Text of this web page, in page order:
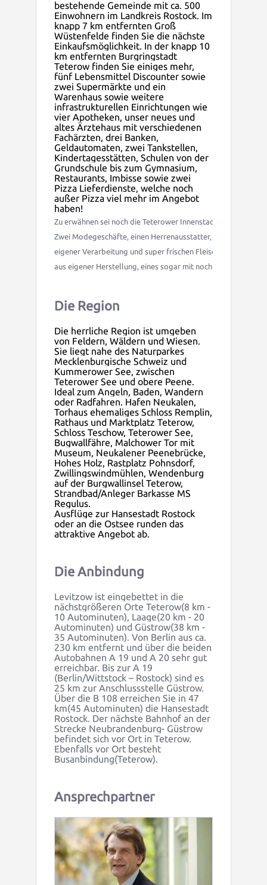
bestehende Gemeinde mit ca. 500
Einwohnern im Landkreis Rostock. Im
knapp 7 km entfernten Groß
Wüstenfelde finden Sie die nächste
Einkaufsmöglichkeit. In der knapp 10
km entfernten Burgringstadt
Teterow finden Sie einiges mehr,
fünf Lebensmittel Discounter sowie
zwei Supermärkte und ein
Warenhaus sowie weitere
infrastrukturellen Einrichtungen wie
vier Apotheken, unser neues und
altes Ärztehaus mit verschiedenen
Fachärzten, drei Banken,
Geldautomaten, zwei Tankstellen,
Kindertagesstätten, Schulen von der
Grundschule bis zum Gymnasium,
Restaurants, Imbisse sowie zwei
Pizza Lieferdienste, welche noch
außer Pizza viel mehr im Angebot
haben!
Zu erwähnen sei noch die Teterower Innenstadt, welche eine
Zwei Modegeschäfte, einen Herrenausstatter,
eigener Verarbeitung und super frischen Fleischwaren
aus eigener Herstellung, eines sogar mit noch Original
Die Region
Die herrliche Region ist umgeben
von Feldern, Wäldern und Wiesen.
Sie liegt nahe des Naturparkes
Mecklenburgische Schweiz und
Kummerower See, zwischen
Teterower See und obere Peene.
Ideal zum Angeln, Baden, Wandern
oder Radfahren. Hafen Neukalen,
Torhaus ehemaliges Schloss Remplin,
Rathaus und Marktplatz Teterow,
Schloss Teschow, Teterower See,
Bugwallfähre, Malchower Tor mit
Museum, Neukalener Peenebrücke,
Hohes Holz, Rastplatz Pohnsdorf,
Zwillingswindmühlen, Wendenburg
auf der Burgwallinsel Teterow,
Strandbad/Anleger Barkasse MS
Regulus.
Ausflüge zur Hansestadt Rostock
oder an die Ostsee runden das
attraktive Angebot ab.
Die Anbindung
Levitzow ist eingebettet in die
nächstgrößeren Orte Teterow(8 km -
10 Autominuten), Laage(20 km - 20
Autominuten) und Güstrow(38 km -
35 Autominuten). Von Berlin aus ca.
230 km entfernt und über die beiden
Autobahnen A 19 und A 20 sehr gut
erreichbar. Bis zur A 19
(Berlin/Wittstock – Rostock) sind es
25 km zur Anschlussstelle Güstrow.
Über die B 108 erreichen Sie in 47
km(45 Autominuten) die Hansestadt
Rostock. Der nächste Bahnhof an der
Strecke Neubrandenburg- Güstrow
befindet sich vor Ort in Teterow.
Ebenfalls vor Ort besteht
Busanbindung(Teterow).
Ansprechpartner